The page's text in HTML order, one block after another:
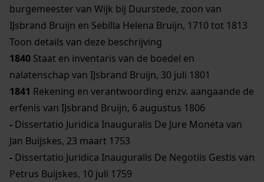
burgemeester van Wijk bij Duurstede, zoon van
IJsbrand Bruijn en Sebilla Helena Bruijn, 1710 tot 1813
Toon details van deze beschrijving
1840 Staat en inventaris van de boedel en
nalatenschap van IJsbrand Bruijn, 30 juli 1801
1841 Rekening en verantwoording enzv. aangaande de
erfenis van IJsbrand Bruijn, 6 augustus 1806
- Dissertatio Juridica Inauguralis De Jure Moneta van
Jan Buijskes, 23 maart 1753
- Dissertatio Juridica Inauguralis De Negotiis Gestis van
Petrus Buijskes, 10 juli 1759